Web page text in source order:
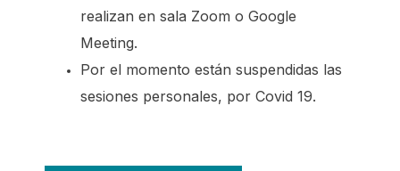
realizan en sala Zoom o Google
Meeting.
Por el momento están suspendidas las
sesiones personales, por Covid 19.